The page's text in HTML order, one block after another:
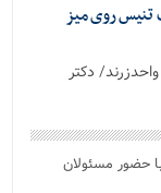
تنیس روی میز
دکتر
حضور مسئولان